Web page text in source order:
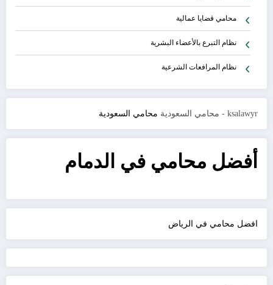
محامي قضايا عمالية
نظام التبرع بالأعضاء البشرية
نظام المرافعات الشرعية
ksalawyr - محامي السعودية محامي السعودية
أفضل محامي في الدمام
افضل محامي في الرياض